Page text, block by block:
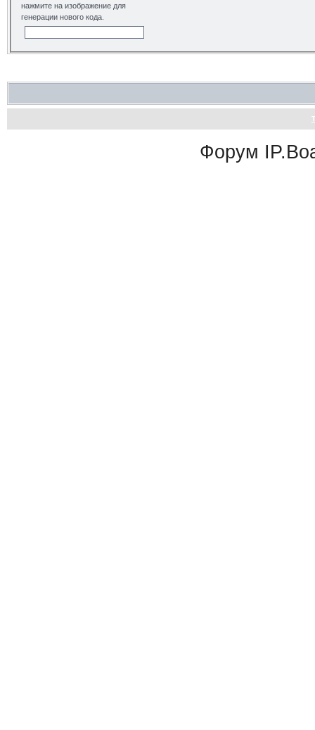
нажмите на изображение для
генерации нового кода.
Форум